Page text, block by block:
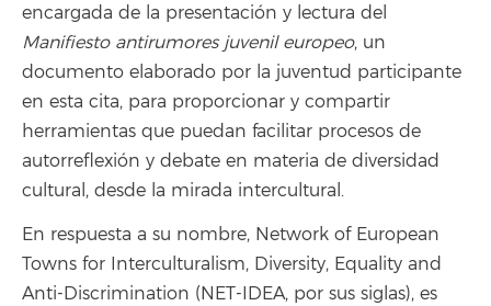
encargada de la presentación y lectura del
Manifiesto antirumores juvenil europeo, un
documento elaborado por la juventud participante
en esta cita, para proporcionar y compartir
herramientas que puedan facilitar procesos de
autorreflexión y debate en materia de diversidad
cultural, desde la mirada intercultural.
En respuesta a su nombre, Network of European
Towns for Interculturalism, Diversity, Equality and
Anti-Discrimination (NET-IDEA, por sus siglas), es